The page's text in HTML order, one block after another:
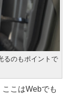
るのもポイントで
こはWebでも